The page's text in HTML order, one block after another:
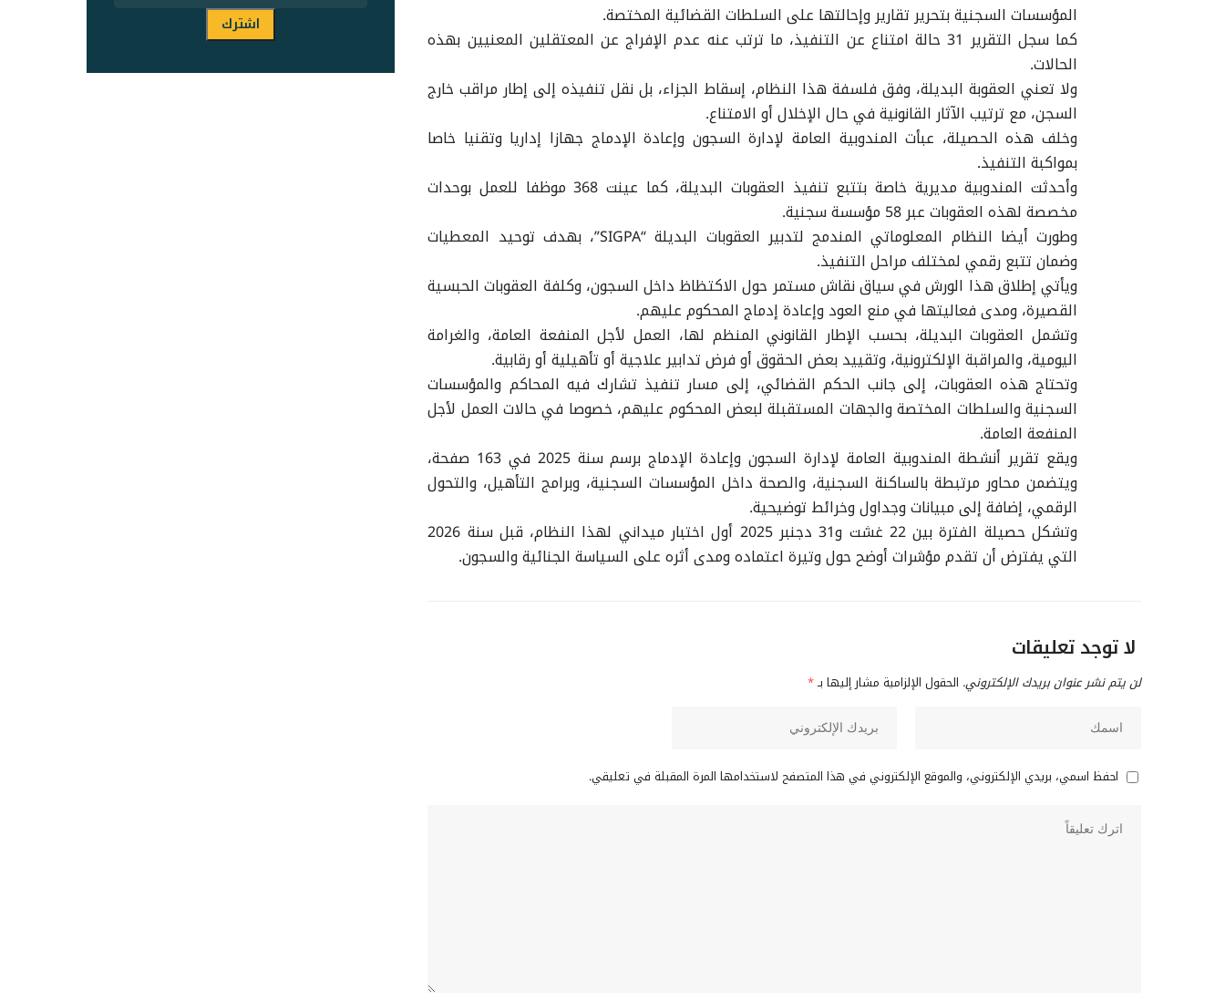
المؤسسات السجنية بتحرير تقارير وإحالتها على السلطات القضائية المختصة.
كما سجل التقرير 31 حالة امتناع عن التنفيذ، ما ترتب عنه عدم الإفراج عن المعتقلين المعنيين بهذه
الحالات.
ولا تعني العقوبة البديلة، وفق فلسفة هذا النظام، إسقاط الجزاء، بل نقل تنفيذه إلى إطار مراقب خارج
السجن، مع ترتيب الآثار القانونية في حال الإخلال أو الامتناع.
وخلف هذه الحصيلة، عبأت المندوبية العامة لإدارة السجون وإعادة الإدماج جهازا إداريا وتقنيا خاصا
بمواكبة التنفيذ.
وأحدثت المندوبية مديرية خاصة بتتبع تنفيذ العقوبات البديلة، كما عينت 368 موظفا للعمل بوحدات
مخصصة لهذه العقوبات عبر 58 مؤسسة سجنية.
وطورت أيضا النظام المعلوماتي المندمج لتدبير العقوبات البديلة “SIGPA”، بهدف توحيد المعطيات
وضمان تتبع رقمي لمختلف مراحل التنفيذ.
ويأتي إطلاق هذا الورش في سياق نقاش مستمر حول الاكتظاظ داخل السجون، وكلفة العقوبات الحبسية
القصيرة، ومدى فعاليتها في منع العود وإعادة إدماج المحكوم عليهم.
وتشمل العقوبات البديلة، بحسب الإطار القانوني المنظم لها، العمل لأجل المنفعة العامة، والغرامة
اليومية، والمراقبة الإلكترونية، وتقييد بعض الحقوق أو فرض تدابير علاجية أو تأهيلية أو رقابية.
وتحتاج هذه العقوبات، إلى جانب الحكم القضائي، إلى مسار تنفيذ تشارك فيه المحاكم والمؤسسات
السجنية والسلطات المختصة والجهات المستقبلة لبعض المحكوم عليهم، خصوصا في حالات العمل لأجل
المنفعة العامة.
ويقع تقرير أنشطة المندوبية العامة لإدارة السجون وإعادة الإدماج برسم سنة 2025 في 163 صفحة،
ويتضمن محاور مرتبطة بالساكنة السجنية، والصحة داخل المؤسسات السجنية، وبرامج التأهيل، والتحول
الرقمي، إضافة إلى مبيانات وجداول وخرائط توضيحية.
وتشكل حصيلة الفترة بين 22 غشت و31 دجنبر 2025 أول اختبار ميداني لهذا النظام، قبل سنة 2026
التي يفترض أن تقدم مؤشرات أوضح حول وتيرة اعتماده ومدى أثره على السياسة الجنائية والسجون.
لا توجد تعليقات
لن يتم نشر عنوان بريدك الإلكتروني. الحقول الإلزامية مشار إليها بـ*
احفظ اسمي، بريدي الإلكتروني، والموقع الإلكتروني في هذا المتصفح لاستخدامها المرة المقبلة في تعليقي.